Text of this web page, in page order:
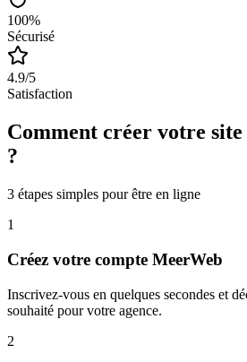
100%
Sécurisé
4.9/5
Satisfaction
Comment créer votre site
?
3 étapes simples pour être en ligne
1
Créez votre compte MeerWeb
Inscrivez-vous en quelques secondes et
souhaité pour votre agence.
2